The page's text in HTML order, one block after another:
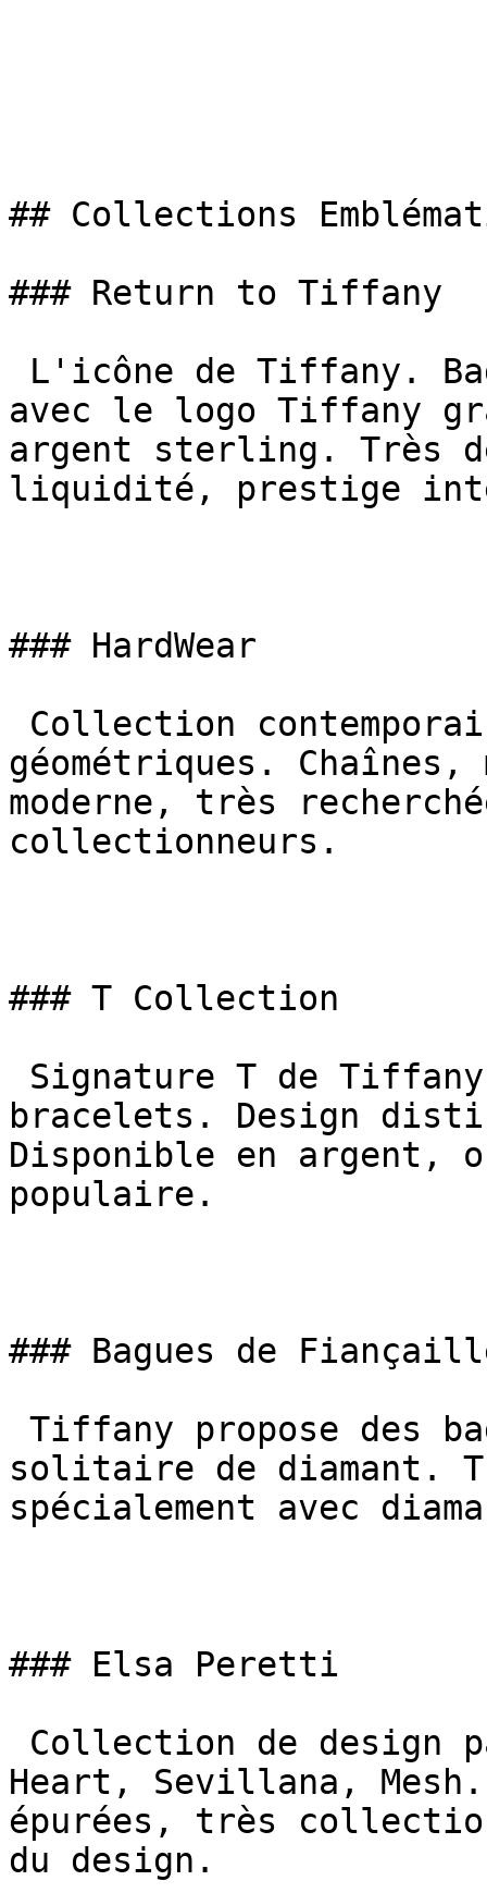
## Collections
### Return to Tiffany
avec le logo Tiffany
argent sterling. Très
liquidité, prestige
### HardWear
géométriques.
moderne, très
collectionneurs.
### T Collection
bracelets. Design
Disponible en argent,
populaire.
### Bagues de
solitaire de diamant.
spécialement avec
### Elsa Peretti
Heart, Sevillana,
épurées, très
du design.